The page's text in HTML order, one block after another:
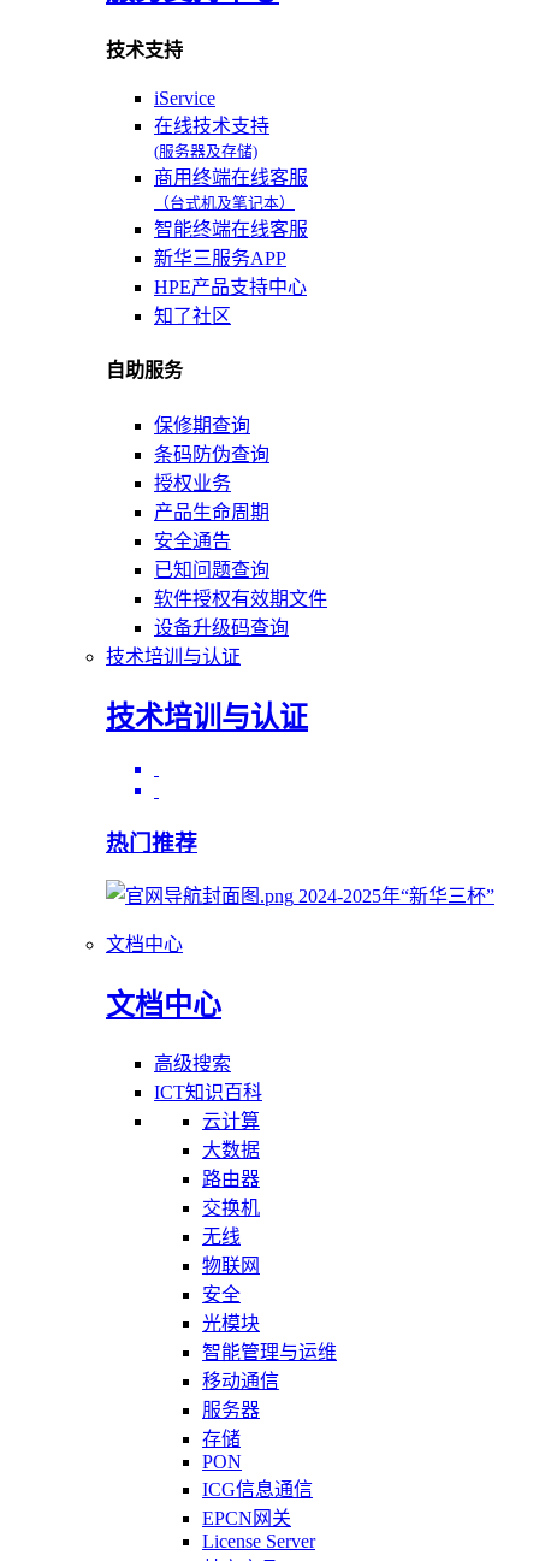
技术支持
iService
在线技术支持
(服务器及存储)
商用终端在线客服
（台式机及笔记本）
智能终端在线客服
新华三服务APP
HPE产品支持中心
知了社区
自助服务
保修期查询
条码防伪查询
授权业务
产品生命周期
安全通告
已知问题查询
软件授权有效期文件
设备升级码查询
技术培训与认证
技术培训与认证
热门推荐
2024-2025年“新华三杯”
文档中心
文档中心
高级搜索
ICT知识百科
云计算
大数据
路由器
交换机
无线
物联网
安全
光模块
智能管理与运维
移动通信
服务器
存储
PON
ICG信息通信
EPCN网关
License Server